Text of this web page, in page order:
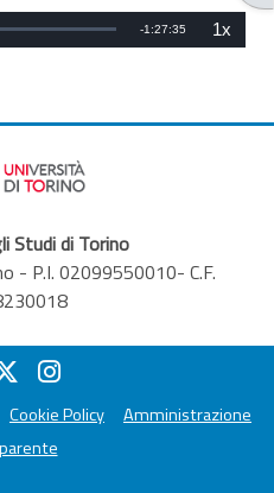
Verbleibende
-1:27:35 1x
Studi di Torino
- P.I. 02099550010- C.F.
Cookie Policy
Amministrazione